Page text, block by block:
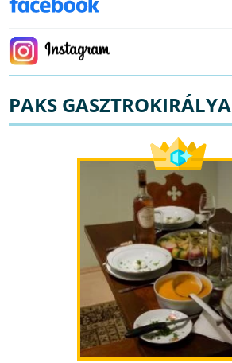
PAKS GASZTROKIRÁLYA